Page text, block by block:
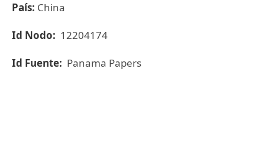
País: China
Id Nodo: 12204174
Id Fuente: Panama Papers